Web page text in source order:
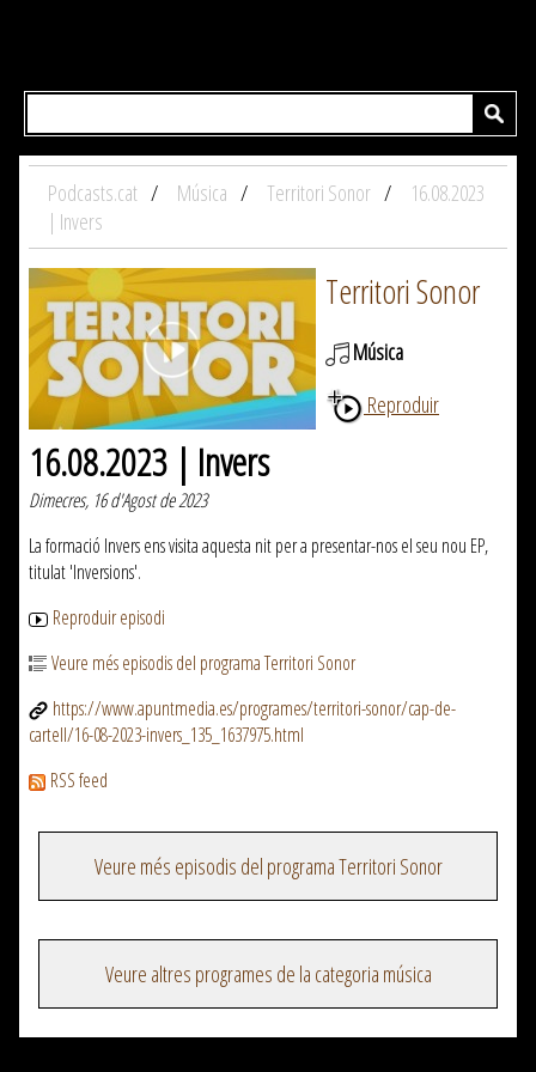
Podcasts.cat Música Territori Sonor
16.08.2023
| Invers
Territori Sonor
Música
Reproduir
16.08.2023 | Invers
Dimecres, 16 d'Agost de 2023
La formació Invers ens visita aquesta nit per a presentar-nos el seu nou EP,
titulat 'Inversions'.
Reproduir episodi
Veure més episodis del programa Territori Sonor
https://www.apuntmedia.es/programes/territori-sonor/cap-de-
cartell/16-08-2023-invers_135_1637975.html
RSS feed
Veure més episodis del programa Territori Sonor
Veure altres programes de la categoria música